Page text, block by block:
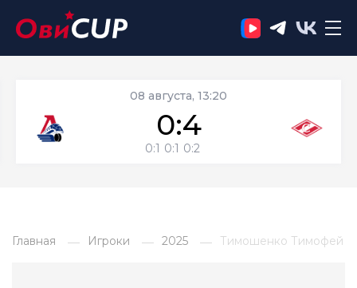
08 августа, 13:20
0:4
0:1 0:1 0:2
Главная Игроки 2025 Тимошенко Тимофей